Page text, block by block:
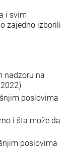
i svim
zajedno izborili
nadzoru na
poslovima
i šta može da
poslovima